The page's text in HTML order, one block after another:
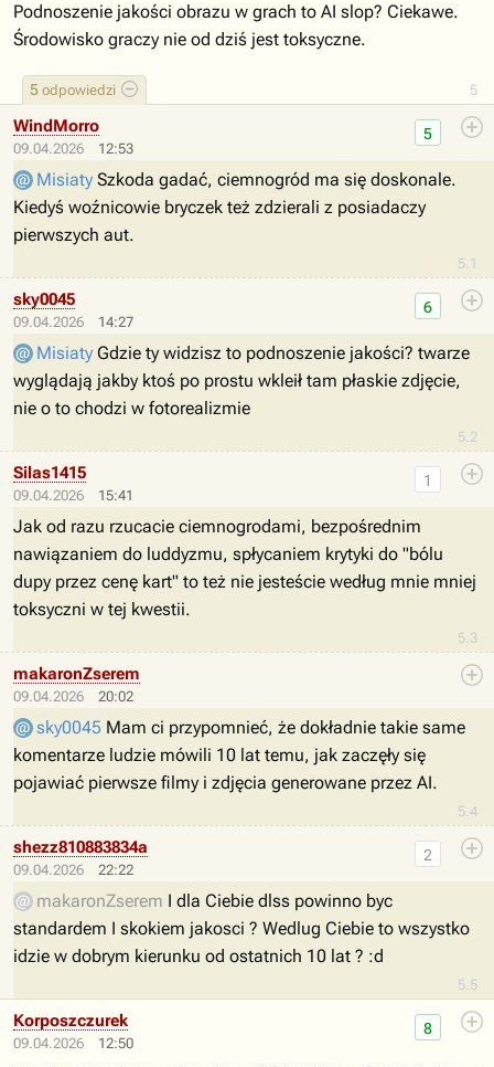
5
5 odpowiedzi
Podnoszenie jakości obrazu w grach to AI slop? Ciekawe.
Środowisko graczy nie od dziś jest toksyczne.
09.04.2026 12:53
5.1
5
WindMorro
Misiaty Szkoda gadać, ciemnogród ma się doskonale.
Kiedyś woźnicowie bryczek też zdzierali z posiadaczy
pierwszych aut.
09.04.2026 14:27
5.2
6
sky0045
Misiaty Gdzie ty widzisz to podnoszenie jakości? twarze
wyglądają jakby ktoś po prostu wkleił tam płaskie zdjęcie,
nie o to chodzi w fotorealizmie
09.04.2026 15:41
5.3
1
Silas1415
Jak od razu rzucacie ciemnogrodami, bezpośrednim
nawiązaniem do luddyzmu, spłycaniem krytyki do "bólu
dupy przez cenę kart" to też nie jesteście według mnie mniej
toksyczni w tej kwestii.
09.04.2026 20:02
5.4
makaronZserem
sky0045 Mam ci przypomnieć, że dokładnie takie same
komentarze ludzie mówili 10 lat temu, jak zaczęły się
pojawiać pierwsze filmy i zdjęcia generowane przez AI.
09.04.2026 22:22
5.5
2
shezz810883834a
makaronZserem I dla Ciebie dlss powinno byc
standardem I skokiem jakosci ? Wedlug Ciebie to wszystko
idzie w dobrym kierunku od ostatnich 10 lat ? :d
09.04.2026 12:50
8
Korposzczurek